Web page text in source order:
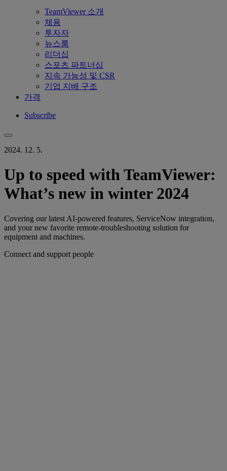
TeamViewer 소개
채용
투자자
뉴스룸
리더십
스포츠 파트너십
지속 가능성 및 CSR
기업 지배 구조
가격
Subscribe
2024. 12. 5.
Up to speed with TeamViewer:
What’s new in winter 2024
Covering our latest AI-powered features, ServiceNow integration,
and your new favorite remote-troubleshooting solution for
equipment and machines.
Connect and support people